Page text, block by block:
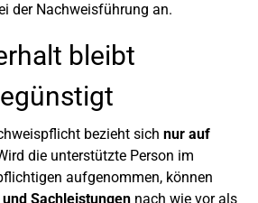
der Nachweisführung an.
bleibt
bezieht sich nur auf
die unterstützte Person im
aufgenommen, können
Sachleistungen nach wie vor als